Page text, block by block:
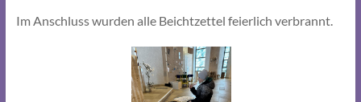
Im Anschluss wurden alle Beichtzettel feierlich verbrannt.